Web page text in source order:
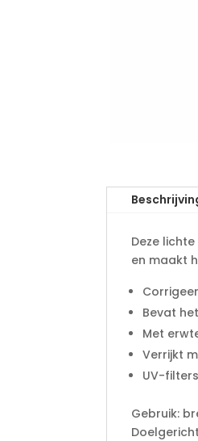
Deze
en maakt
Bevat
Met
Verrijkt
UV-
Gebruik: